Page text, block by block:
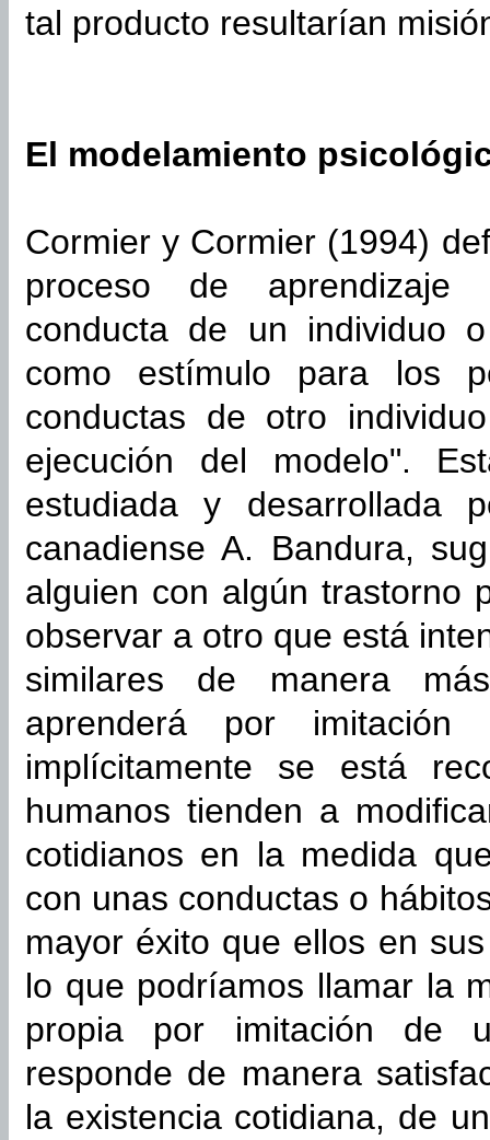
tal producto resultarían
El modelamiento
Cormier y Cormier (1994)
proceso de aprendizaje
conducta de un individuo
como estímulo para los
conductas de otro
ejecución del modelo".
estudiada y desarrollada
canadiense A. Bandura,
alguien con algún trastorno
observar a otro que está
similares de manera
aprenderá por
implícitamente se está
humanos tienden a
cotidianos en la medida
con unas conductas o
mayor éxito que ellos en
lo que podríamos llamar la
propia por imitación de
responde de manera
la existencia cotidiana, de